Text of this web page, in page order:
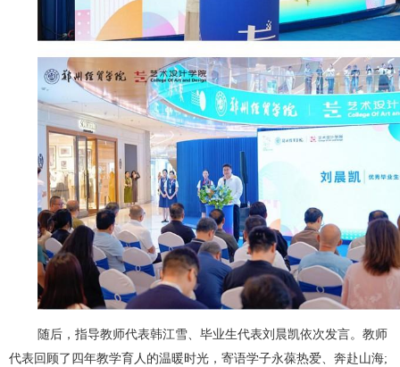
随后，指导教师代表韩江雪、毕业生代表刘晨凯依次发言。教师
代表回顾了四年教学育人的温暖时光，寄语学子永葆热爱、奔赴山海;